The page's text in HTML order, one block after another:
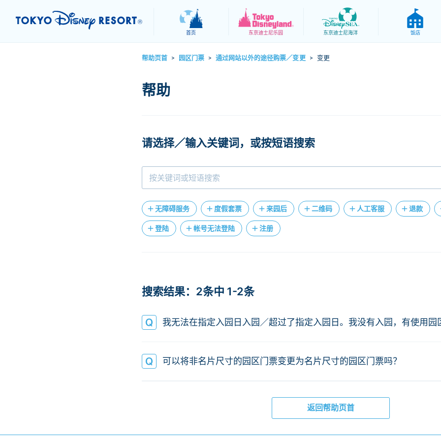
首页 东京迪士尼乐园 东京迪士尼海洋 饭店
帮助页首 > 园区门票 > 通过网站以外的途径购票／变更 > 变更
请选择／输入关键词，或按短语搜索
无障碍服务 度假套票 来园后 二维码 人工客服 退款
登陆 帐号无法登陆 注册
搜索结果：2条中 1-2条
我无法在指定入园日入园／超过了指定入园日。我没有入园，有使用园
可以将非名片尺寸的园区门票变更为名片尺寸的园区门票吗？
返回帮助页首